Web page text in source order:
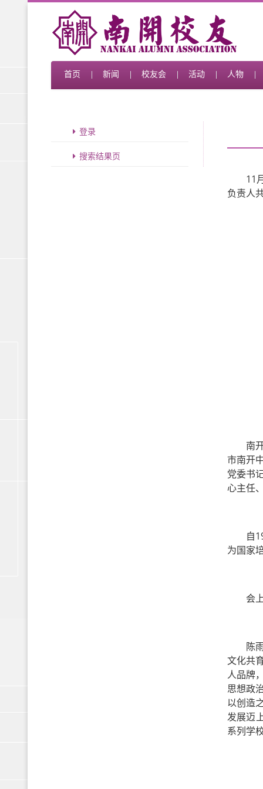
首页 新闻 校友会 活动 人物
登录
搜索结果页
11
负责人
南
市南开
党委书
心主任
自
为国家
会
陈
文化共
人品牌
思想政
以创造
发展迈
系列学